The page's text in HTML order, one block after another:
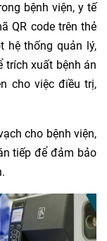
bệnh viện, y tế
QR code trên thẻ
hệ thống quản lý,
trích xuất bệnh án
cho việc điều trị,
cho bệnh viện,
tiếp để đảm bảo